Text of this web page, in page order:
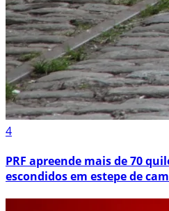
4
PRF apreende mais de 70
escondidos em estepe de